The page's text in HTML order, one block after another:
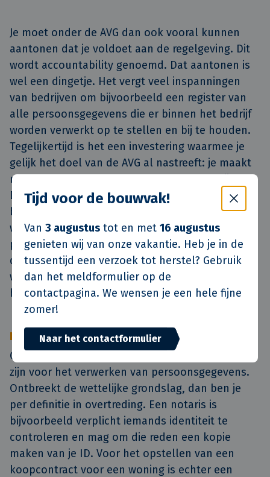
Tijd voor de bouwvak!
Van 3 augustus tot en met 16 augustus
genieten wij van onze vakantie. Heb je in de
tussentijd een verzoek tot herstel? Gebruik
dan het meldformulier op de
contactpagina. We wensen je een hele fijne
zomer!
Naar het contactformulier
Je moet onder de AVG dan ook vooral kunnen
aantonen dat je voldoet aan de regelgeving. Dit
wordt accountability genoemd. Dat aantonen is
wel een dingetje. Het vergt veel inspanningen
van bedrijven om bijvoorbeeld een register van
alle persoonsgegevens die er binnen het bedrijf
worden verwerkt op te stellen en bij te houden.
Tegelijkertijd is het een investering waarmee je
gelijk het doel van de AVG al nastreeft: je maakt
mensen bewust van wat ze aan het doen zijn.
Door het opstellen van een register zijn mensen
bezig met het verzamelen van informatie over
wat er eigenlijk allemaal wordt gebruikt aan
persoonsgegevens. Ook moet iedereen zichzelf
de vraag stellen of alle persoonsgegevens die
worden gebruikt, ook echt noodzakelijk zijn voor
het doel waarvoor ze worden gebruikt.
Proportionaliteit
Onder de AVG moet er een wettelijke grondslag
zijn voor het verwerken van persoonsgegevens.
Ontbreekt de wettelijke grondslag, dan ben je
per definitie in overtreding. Een notaris is
bijvoorbeeld verplicht iemands identiteit te
controleren en mag om die reden een kopie
maken van je ID. Voor het opstellen van een
koopcontract voor een woning is echter een